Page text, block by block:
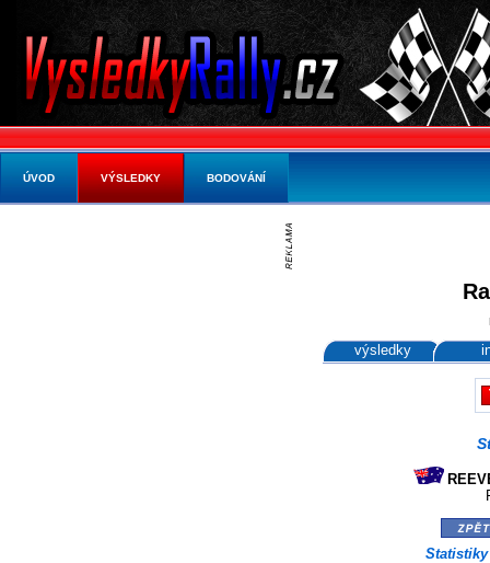
výsledky
ÚVOD VÝSLEDKY BODOVÁNÍ